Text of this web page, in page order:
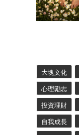
大塊文化
心理勵志
投資理財
自我成長